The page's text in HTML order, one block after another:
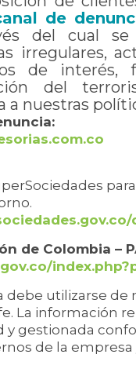
de
del cual se
irregulares,
de interés,
del
a nuestras
de Colombia –
debe utilizarse de
La información
y gestionada
de la empresa